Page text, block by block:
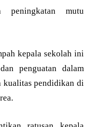
peningkatan mutu
kepala sekolah ini
penguatan dalam
kualitas pendidikan di